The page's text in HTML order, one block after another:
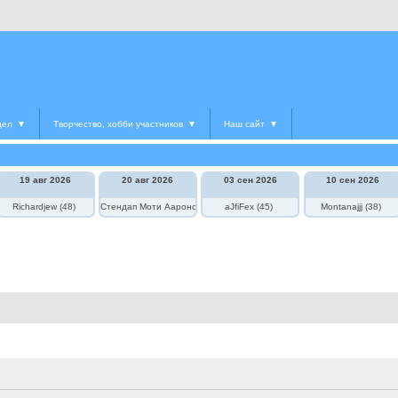
▼ Творчество, хобби участников ▼ Наш сайт ▼
любовь"
19 авг 2026
Richardjew (48)
20 авг 2026
Стендап Моти Аароновича
03 сен 2026
aJfiFex (45)
10 сен 2026
Montanajjj (38)